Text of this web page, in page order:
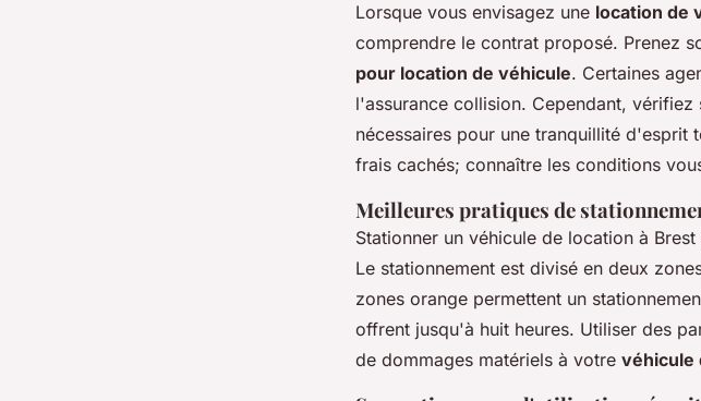
Lorsque vous envisagez une location de
comprendre le contrat proposé. Prenez
pour location de véhicule. Certaines
l'assurance collision. Cependant,
nécessaires pour une tranquillité d'esprit
frais cachés; connaître les conditions
Meilleures pratiques de
Stationner un véhicule de location à
Le stationnement est divisé en deux
zones orange permettent un
offrent jusqu'à huit heures. Utiliser des
de dommages matériels à votre véhicule